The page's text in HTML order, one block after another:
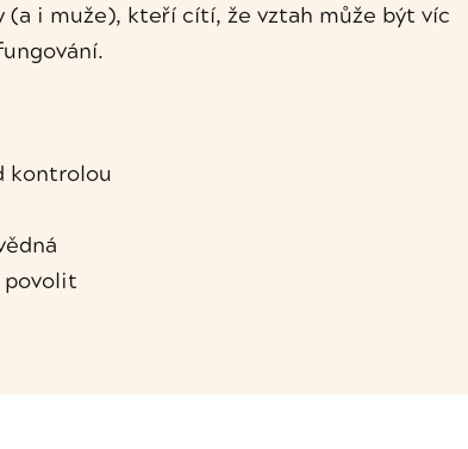
(a i muže), kteří cítí, že vztah může být víc
kontrolou
povolit